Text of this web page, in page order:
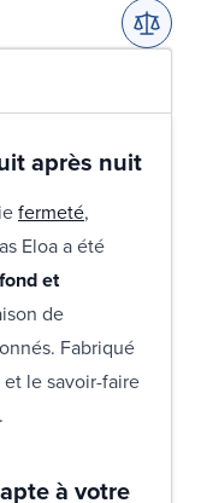
après nuit
fermeté,
Eloa a été
et
de
Fabriqué
le savoir-faire
à votre